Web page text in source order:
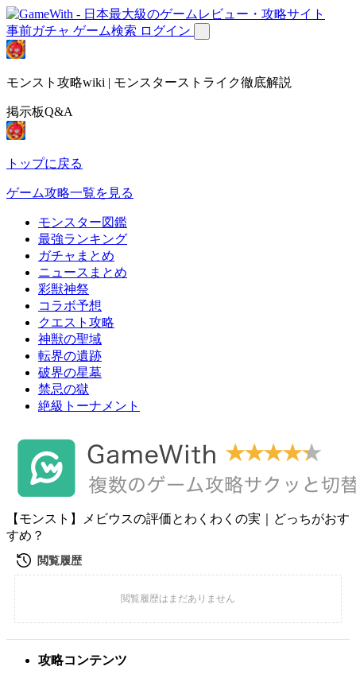
事前ガチャ ゲーム検索 ログイン
モンスト攻略wiki | モンスターストライク徹底解説
掲示板Q&A
トップに戻る
ゲーム攻略一覧を見る
モンスター図鑑
最強ランキング
ガチャまとめ
ニュースまとめ
彩獣神祭
コラボ予想
クエスト攻略
神獣の聖域
転界の遺跡
破界の星墓
禁忌の獄
絶級トーナメント
【モンスト】メビウスの評価とわくわくの実｜どっちがおす
すめ？
攻略コンテンツ